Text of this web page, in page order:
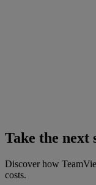
Take the next
Discover how
costs.